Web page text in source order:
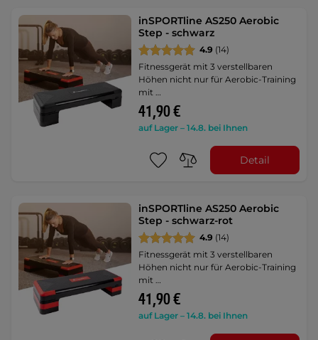
inSPORTline AS250 Aerobic
Step - schwarz
4.9 (14)
Fitnessgerät mit 3 verstellbaren
Höhen nicht nur für Aerobic-Training
mit …
41,90 €
auf Lager – 14.8. bei Ihnen
Detail
inSPORTline AS250 Aerobic
Step - schwarz-rot
4.9 (14)
Fitnessgerät mit 3 verstellbaren
Höhen nicht nur für Aerobic-Training
mit …
41,90 €
auf Lager – 14.8. bei Ihnen